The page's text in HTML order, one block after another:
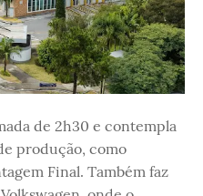
de 2h30 e contempla
produção, como
Final. Também faz